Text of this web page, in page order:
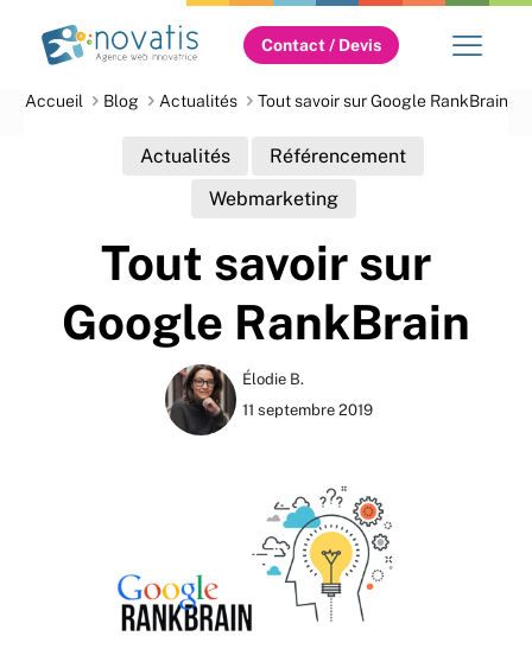
Contact / Devis
Accueil Blog Actualités Tout savoir sur Google RankBrain
Actualités
Référencement
Webmarketing
Tout savoir sur
Google RankBrain
Élodie B.
11 septembre 2019